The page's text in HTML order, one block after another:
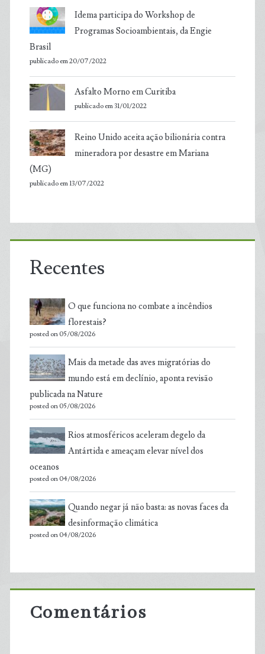
Idema participa do Workshop de
Programas Socioambientais, da Engie
Brasil
publicado em 20/07/2022
Asfalto Morno em Curitiba
publicado em 31/01/2022
Reino Unido aceita ação bilionária contra
mineradora por desastre em Mariana
(MG)
publicado em 13/07/2022
Recentes
O que funciona no combate a incêndios
florestais?
posted on 05/08/2026
Mais da metade das aves migratórias do
mundo está em declínio, aponta revisão
publicada na Nature
posted on 05/08/2026
Rios atmosféricos aceleram degelo da
Antártida e ameaçam elevar nível dos
oceanos
posted on 04/08/2026
Quando negar já não basta: as novas faces da
desinformação climática
posted on 04/08/2026
Comentários